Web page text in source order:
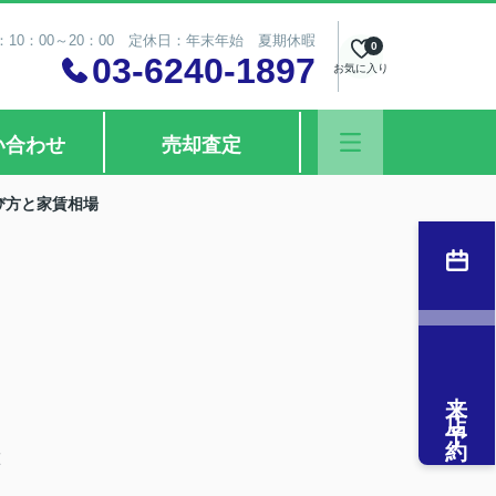
10：00～20：00 定休日：年末年始 夏期休暇
03-6240-1897 お気に入り
0
合わせ 売却査定
方と家賃相場
来店予約